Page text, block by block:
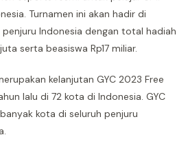
Turnamen ini akan hadir di
Indonesia dengan total hadiah
serta beasiswa Rp17 miliar.
kelanjutan GYC 2023 Free
lalu di 72 kota di Indonesia. GYC
kota di seluruh penjuru